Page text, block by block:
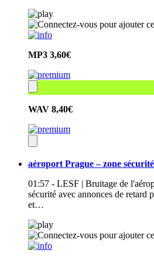
MP3 3,60€
WAV 8,40€
aéroport Prague – zone
01:57 - LESF | Bruitage de
sécurité avec annonces de retard
et…